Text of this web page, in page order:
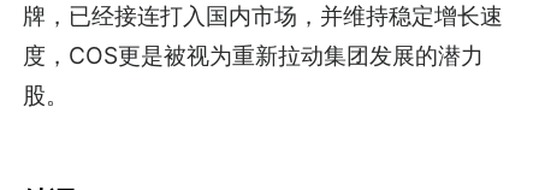
牌，已经接连打入国内市场，并维持稳定增长速
度，COS更是被视为重新拉动集团发展的潜力
股。